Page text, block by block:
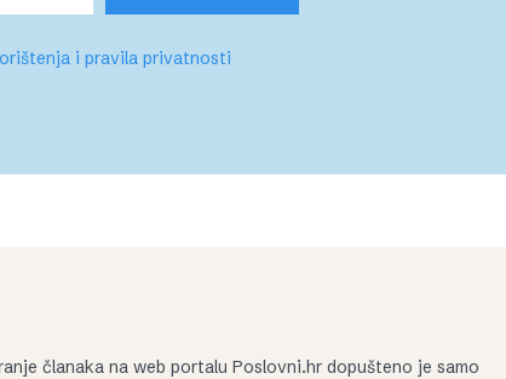
i pravila privatnosti
članaka na web portalu Poslovni.hr dopušteno je samo